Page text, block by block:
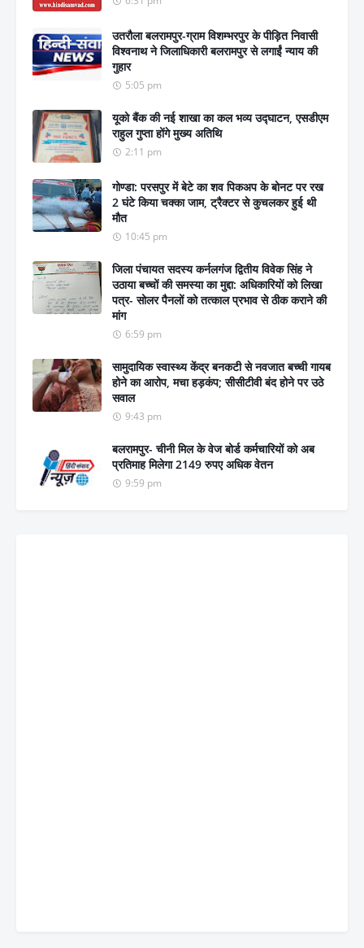
उतरौला बलरामपुर-ग्राम विशम्भरपुर के पीड़ित निवासी
विश्वनाथ ने जिलाधिकारी बलरामपुर से लगाईं न्याय की
गुहार
5:05 pm
यूको बैंक की नई शाखा का कल भव्य उद्घाटन, एसडीएम
राहुल गुप्ता होंगे मुख्य अतिथि
2:11 pm
गोण्डा: परसपुर में बेटे का शव पिकअप के बोनट पर रख
2 घंटे किया चक्का जाम, ट्रैक्टर से कुचलकर हुई थी
मौत
10:45 pm
जिला पंचायत सदस्य कर्नलगंज द्वितीय विवेक सिंह ने
उठाया बच्चों की समस्या का मुद्दा: अधिकारियों को लिखा
पत्र- सोलर पैनलों को तत्काल प्रभाव से ठीक कराने की
मांग
6:59 pm
सामुदायिक स्वास्थ्य केंद्र बनकटी से नवजात बच्ची गायब
होने का आरोप, मचा हड़कंप; सीसीटीवी बंद होने पर उठे
सवाल
9:43 pm
बलरामपुर- चीनी मिल के वेज बोर्ड कर्मचारियों को अब
प्रतिमाह मिलेगा 2149 रुपए अधिक वेतन
9:59 pm